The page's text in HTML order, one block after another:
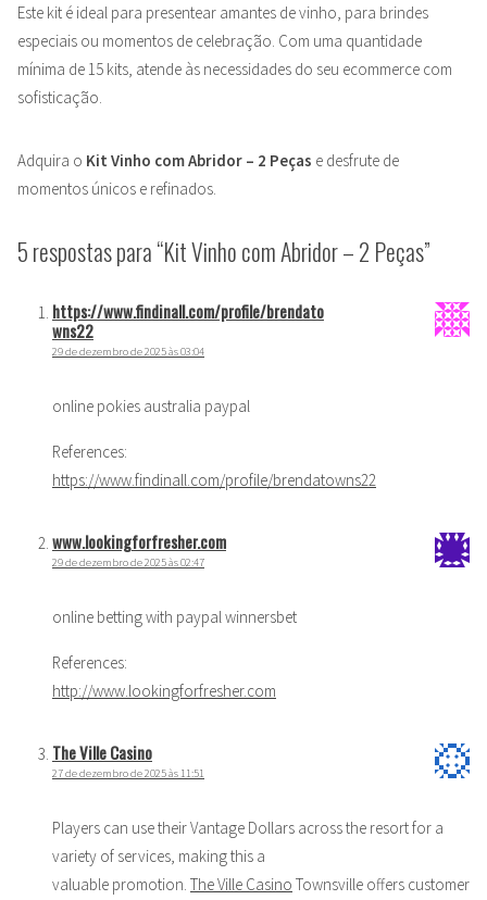
Este kit é ideal para presentear amantes de vinho, para brindes
especiais ou momentos de celebração. Com uma quantidade
mínima de 15 kits, atende às necessidades do seu ecommerce com
sofisticação.
Adquira o Kit Vinho com Abridor – 2 Peças e desfrute de
momentos únicos e refinados.
5 respostas para “Kit Vinho com Abridor – 2 Peças”
https://www.findinall.com/profile/brendato
wns22
29 de dezembro de 2025 às 03:04
online pokies australia paypal
References:
https://www.findinall.com/profile/brendatowns22
www.lookingforfresher.com
29 de dezembro de 2025 às 02:47
online betting with paypal winnersbet
References:
http://www.lookingforfresher.com
The Ville Casino
27 de dezembro de 2025 às 11:51
Players can use their Vantage Dollars across the resort for a
variety of services, making this a
valuable promotion. The Ville Casino Townsville offers customer